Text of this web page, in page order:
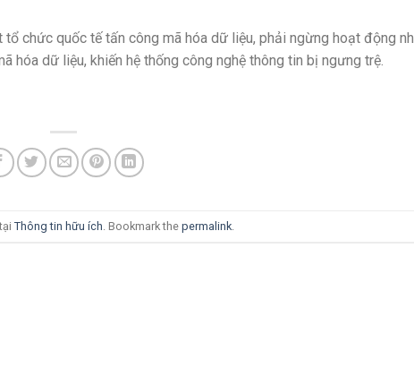
chức quốc tế tấn công mã hóa dữ liệu, phải ngừng hoạt động
hóa dữ liệu, khiến hệ thống công nghệ thông tin bị ngưng trệ.
Thông tin hữu ích . Bookmark the permalink